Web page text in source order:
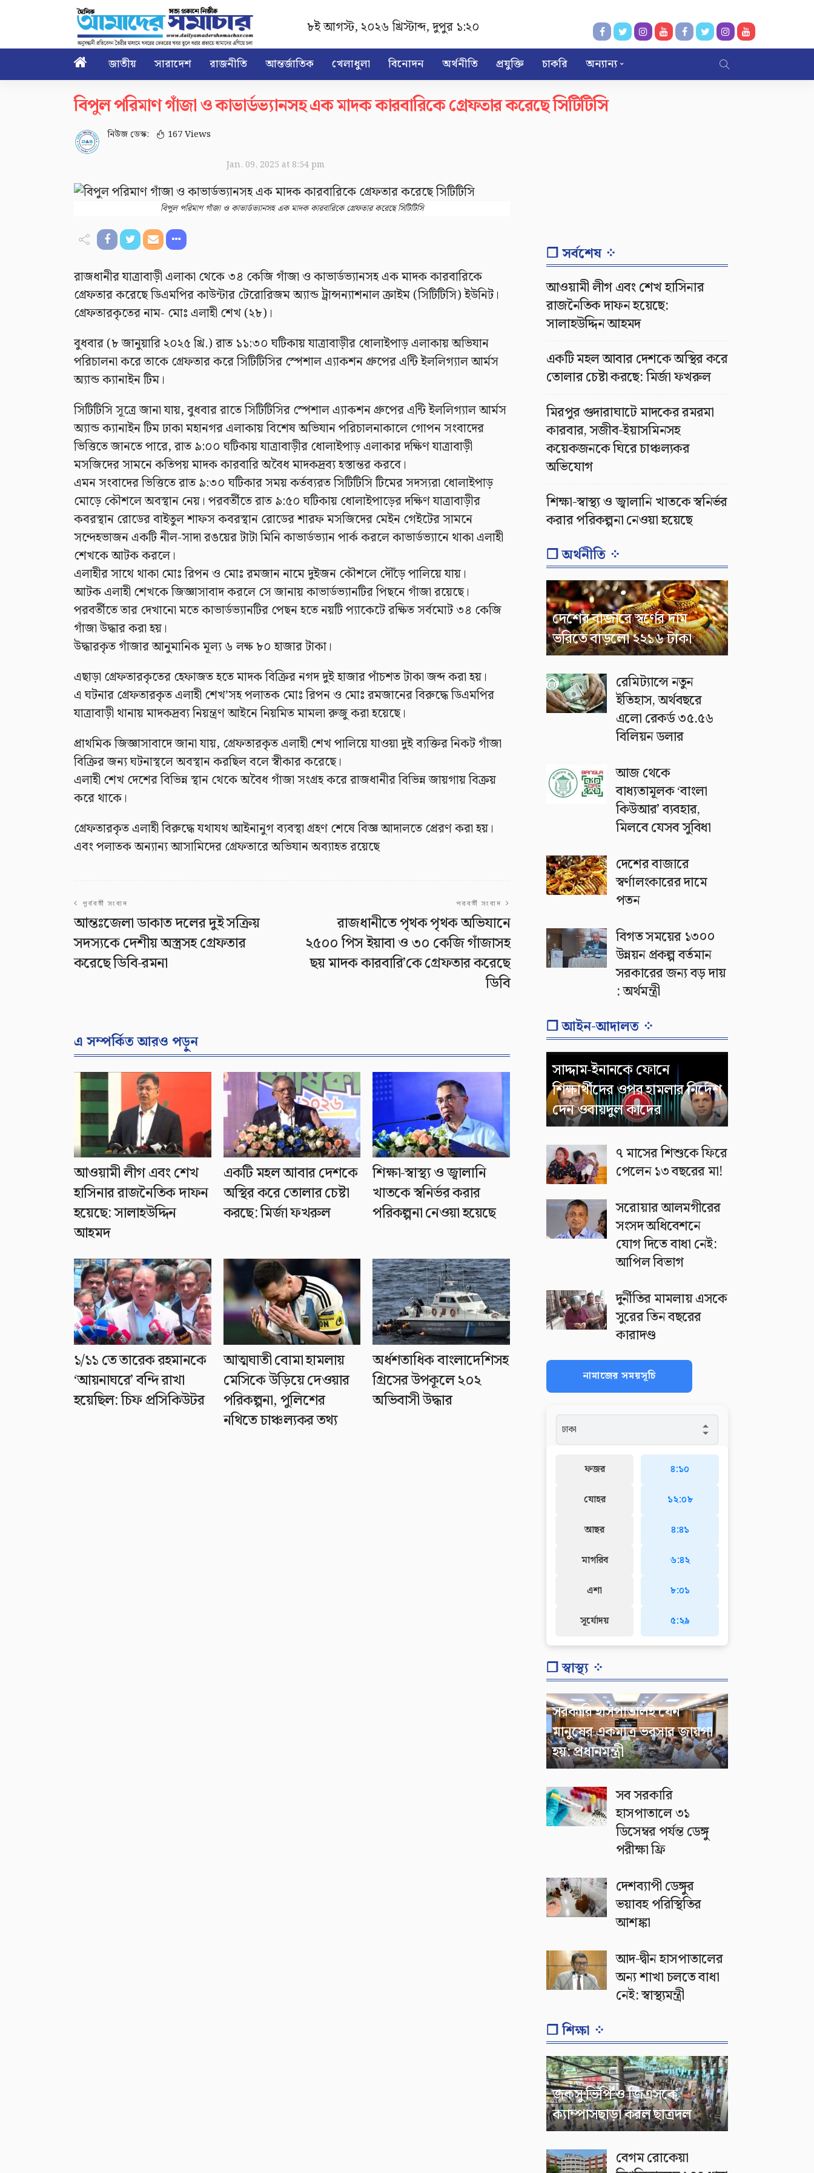
৮ই আগস্ট, ২০২৬ খ্রিস্টাব্দ,দুপুর ১:২০
 জাতীয় সারাদেশ রাজনীতি আন্তর্জাতিক খেলাধুলা বিনোদন অর্থনীতি প্রযুক্তি চাকরি অন্যান্য
বিপুল পরিমাণ গাঁজা ও কাভার্ডভ্যানসহ এক মাদক কারবারিকে গ্রেফতার করেছে সিটিটিসি
নিউজ ডেস্ক: 167 Views
Jan. 09, 2025 at 8:54 pm
বিপুল পরিমাণ গাঁজা ও কাভার্ডভ্যানসহ এক মাদক কারবারিকে গ্রেফতার করেছে সিটিটিসি
রাজধানীর যাত্রাবাড়ী এলাকা থেকে ৩৪ কেজি গাঁজা ও কাভার্ডভ্যানসহ এক মাদক কারবারিকে
গ্রেফতার করেছে ডিএমপির কাউন্টার টেরোরিজম অ্যান্ড ট্রান্সন্যাশনাল ক্রাইম (সিটিটিসি) ইউনিট।
গ্রেফতারকৃতের নাম- মোঃ এলাহী শেখ (২৮)।
বুধবার (৮ জানুয়ারি ২০২৫ খ্রি.) রাত ১১:৩০ ঘটিকায় যাত্রাবাড়ীর ধোলাইপাড় এলাকায় অভিযান
পরিচালনা করে তাকে গ্রেফতার করে সিটিটিসির স্পেশাল এ্যাকশন গ্রুপের এন্টি ইললিগ্যাল আর্মস
অ্যান্ড ক্যানাইন টিম।
সিটিটিসি সূত্রে জানা যায়, বুধবার রাতে সিটিটিসির স্পেশাল এ্যাকশন গ্রুপের এন্টি ইললিগ্যাল আর্মস
অ্যান্ড ক্যানাইন টিম ঢাকা মহানগর এলাকায় বিশেষ অভিযান পরিচালনাকালে গোপন সংবাদের
ভিত্তিতে জানতে পারে, রাত ৯:০০ ঘটিকায় যাত্রাবাড়ীর ধোলাইপাড় এলাকার দক্ষিণ যাত্রাবাড়ী
মসজিদের সামনে কতিপয় মাদক কারবারি অবৈধ মাদকদ্রব্য হস্তান্তর করবে।
এমন সংবাদের ভিত্তিতে রাত ৯:৩০ ঘটিকার সময় কর্তব্যরত সিটিটিসি টিমের সদস্যরা ধোলাইপাড়
মোড়ে কৌশলে অবস্থান নেয়। পরবর্তীতে রাত ৯:৫০ ঘটিকায় ধোলাইপাড়ের দক্ষিণ যাত্রাবাড়ীর
কবরস্থান রোডের বাইতুল শাফস কবরস্থান রোডের শারফ মসজিদের মেইন গেইটের সামনে
সন্দেহভাজন একটি নীল-সাদা রঙয়ের টাটা মিনি কাভার্ডভ্যান পার্ক করলে কাভার্ডভ্যানে থাকা এলাহী
শেখকে আটক করলে।
এলাহীর সাথে থাকা মোঃ রিপন ও মোঃ রমজান নামে দুইজন কৌশলে দৌঁড়ে পালিয়ে যায়।
আটক এলাহী শেখকে জিজ্ঞাসাবাদ করলে সে জানায় কাভার্ডভ্যানটির পিছনে গাঁজা রয়েছে।
পরবর্তীতে তার দেখানো মতে কাভার্ডভ্যানটির পেছন হতে নয়টি প্যাকেটে রক্ষিত সর্বমোট ৩৪ কেজি
গাঁজা উদ্ধার করা হয়।
উদ্ধারকৃত গাঁজার আনুমানিক মূল্য ৬ লক্ষ ৮০ হাজার টাকা।
এছাড়া গ্রেফতারকৃতের হেফাজত হতে মাদক বিক্রির নগদ দুই হাজার পাঁচশত টাকা জব্দ করা হয়।
এ ঘটনার গ্রেফতারকৃত এলাহী শেখ’সহ পলাতক মোঃ রিপন ও মোঃ রমজানের বিরুদ্ধে ডিএমপির
যাত্রাবাড়ী থানায় মাদকদ্রব্য নিয়ন্ত্রণ আইনে নিয়মিত মামলা রুজু করা হয়েছে।
প্রাথমিক জিজ্ঞাসাবাদে জানা যায়, গ্রেফতারকৃত এলাহী শেখ পালিয়ে যাওয়া দুই ব্যক্তির নিকট গাঁজা
বিক্রির জন্য ঘটনাস্থলে অবস্থান করছিল বলে স্বীকার করেছে।
এলাহী শেখ দেশের বিভিন্ন স্থান থেকে অবৈধ গাঁজা সংগ্রহ করে রাজধানীর বিভিন্ন জায়গায় বিক্রয়
করে থাকে।
গ্রেফতারকৃত এলাহী বিরুদ্ধে যথাযথ আইনানুগ ব্যবস্থা গ্রহণ শেষে বিজ্ঞ আদালতে প্রেরণ করা হয়।
এবং পলাতক অন্যান্য আসামিদের গ্রেফতারে অভিযান অব্যাহত রয়েছে
পূর্ববর্তী সংবাদ
আন্তঃজেলা ডাকাত দলের দুই সক্রিয়
সদস্যকে দেশীয় অস্ত্রসহ গ্রেফতার
করেছে ডিবি-রমনা
পরবর্তী সংবাদ
রাজধানীতে পৃথক পৃথক অভিযানে
২৫০০ পিস ইয়াবা ও ৩০ কেজি গাঁজাসহ
ছয় মাদক কারবারি’কে গ্রেফতার করেছে
ডিবি
এ সম্পর্কিত আরও পড়ুন
আওয়ামী লীগ এবং শেখ
হাসিনার রাজনৈতিক দাফন
হয়েছে: সালাহউদ্দিন
আহমদ
একটি মহল আবার দেশকে
অস্থির করে তোলার চেষ্টা
করছে: মির্জা ফখরুল
শিক্ষা-স্বাস্থ্য ও জ্বালানি
খাতকে স্বনির্ভর করার
পরিকল্পনা নেওয়া হয়েছে
১/১১ তে তারেক রহমানকে
‘আয়নাঘরে’ বন্দি রাখা
হয়েছিল: চিফ প্রসিকিউটর
আত্মঘাতী বোমা হামলায়
মেসিকে উড়িয়ে দেওয়ার
পরিকল্পনা, পুলিশের
নথিতে চাঞ্চল্যকর তথ্য
অর্ধশতাধিক বাংলাদেশিসহ
গ্রিসের উপকূলে ২০২
অভিবাসী উদ্ধার
❐ সর্বশেষ ⁘
আওয়ামী লীগ এবং শেখ হাসিনার
রাজনৈতিক দাফন হয়েছে:
সালাহউদ্দিন আহমদ
একটি মহল আবার দেশকে অস্থির করে
তোলার চেষ্টা করছে: মির্জা ফখরুল
মিরপুর গুদারাঘাটে মাদকের রমরমা
কারবার, সজীব-ইয়াসমিনসহ
কয়েকজনকে ঘিরে চাঞ্চল্যকর
অভিযোগ
শিক্ষা-স্বাস্থ্য ও জ্বালানি খাতকে স্বনির্ভর
করার পরিকল্পনা নেওয়া হয়েছে
❐ অর্থনীতি ⁘
দেশের বাজারে স্বর্ণের দাম
ভরিতে বাড়লো ২২১৬ টাকা
রেমিট্যান্সে নতুন
ইতিহাস, অর্থবছরে
এলো রেকর্ড ৩৫.৫৬
বিলিয়ন ডলার
আজ থেকে
বাধ্যতামূলক ‘বাংলা
কিউআর’ ব্যবহার,
মিলবে যেসব সুবিধা
দেশের বাজারে
স্বর্ণালংকারের দামে
পতন
বিগত সময়ের ১৩০০
উন্নয়ন প্রকল্প বর্তমান
সরকারের জন্য বড় দায়
: অর্থমন্ত্রী
❐ আইন-আদালত ⁘
সাদ্দাম-ইনানকে ফোনে
শিক্ষার্থীদের ওপর হামলার নির্দেশ
দেন ওবায়দুল কাদের
৭ মাসের শিশুকে ফিরে
পেলেন ১৩ বছরের মা!
সরোয়ার আলমগীরের
সংসদ অধিবেশনে
যোগ দিতে বাধা নেই:
আপিল বিভাগ
দুর্নীতির মামলায় এসকে
সুরের তিন বছরের
কারাদণ্ড
নামাজের সময়সূচি
ফজর
যোহর
আছর
মাগরিব
এশা
সূর্যোদয়
৪:১০
১২:০৮
৪:৪১
৬:৪২
৮:০১
৫:২৯
❐ স্বাস্থ্য ⁘
সরকারি হাসপাতালই যেন
মানুষের একমাত্র ভরসার জায়গা
হয়: প্রধানমন্ত্রী
সব সরকারি
হাসপাতালে ৩১
ডিসেম্বর পর্যন্ত ডেঙ্গু
পরীক্ষা ফ্রি
দেশব্যাপী ডেঙ্গুর
ভয়াবহ পরিস্থিতির
আশঙ্কা
আদ-দ্বীন হাসপাতালের
অন্য শাখা চলতে বাধা
নেই: স্বাস্থ্যমন্ত্রী
❐ শিক্ষা ⁘
জকসু ভিপি ও জিএসকে
ক্যাম্পাসছাড়া করল ছাত্রদল
বেগম রোকেয়া